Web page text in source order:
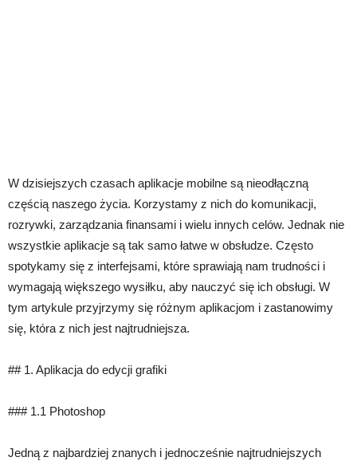
W dzisiejszych czasach aplikacje mobilne są nieodłączną
częścią naszego życia. Korzystamy z nich do komunikacji,
rozrywki, zarządzania finansami i wielu innych celów. Jednak nie
wszystkie aplikacje są tak samo łatwe w obsłudze. Często
spotykamy się z interfejsami, które sprawiają nam trudności i
wymagają większego wysiłku, aby nauczyć się ich obsługi. W
tym artykule przyjrzymy się różnym aplikacjom i zastanowimy
się, która z nich jest najtrudniejsza.
## 1. Aplikacja do edycji grafiki
### 1.1 Photoshop
Jedną z najbardziej znanych i jednocześnie najtrudniejszych